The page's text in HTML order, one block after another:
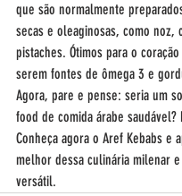
que são normalmente
secas e oleaginosas, como noz,
pistaches. Ótimos para o
serem fontes de ômega 3 e
Agora, pare e pense: seria um
food de comida árabe saudável?
Conheça agora o Aref Kebabs e
melhor dessa culinária milenar
versátil.